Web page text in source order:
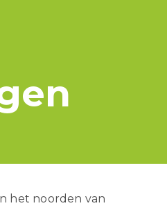
het noorden van